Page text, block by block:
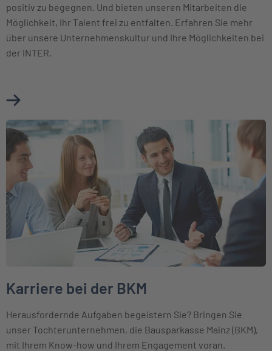
positiv zu begegnen. Und bieten unseren Mitarbeiten die
Möglichkeit, Ihr Talent frei zu entfalten. Erfahren Sie mehr
über unsere Unternehmenskultur und Ihre Möglichkeiten bei
der INTER.
Mehr über Die INTER als Arbeitgeber erfahren
Weiter zu Karriere bei der BKM
Karriere bei der BKM
Herausfordernde Aufgaben begeistern Sie? Bringen Sie
unser Tochterunternehmen, die Bausparkasse Mainz (BKM),
mit Ihrem Know-how und Ihrem Engagement voran.